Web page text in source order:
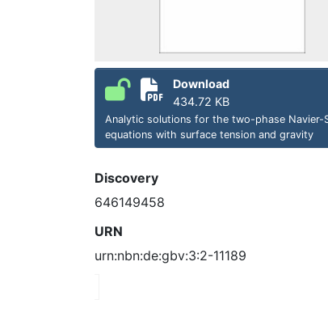
Download
434.72 KB
Analytic solutions for the two-phase Navier-
equations with surface tension and gravity
Discovery
646149458
URN
urn:nbn:de:gbv:3:2-11189